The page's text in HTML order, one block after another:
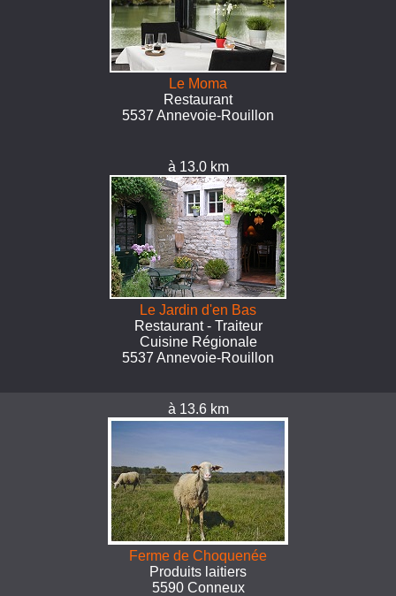
Le Moma
Restaurant
5537 Annevoie-Rouillon
à 13.0 km
Le Jardin d'en Bas
Restaurant - Traiteur
Cuisine Régionale
5537 Annevoie-Rouillon
à 13.6 km
Ferme de Choquenée
Produits laitiers
5590 Conneux